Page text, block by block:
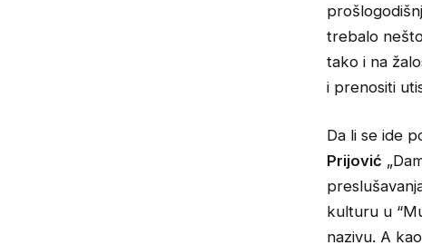
trebalo
tako i na
i prenositi
Da li se ide
Prijović
kulturu u
nazivu. A